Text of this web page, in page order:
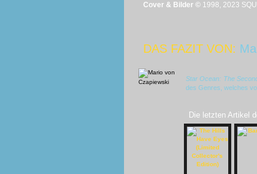
Cover & Bilder © 1998, 2023
DAS FAZIT VON:
Star Ocean: The
des Genres, welches
Die letzten Artikel